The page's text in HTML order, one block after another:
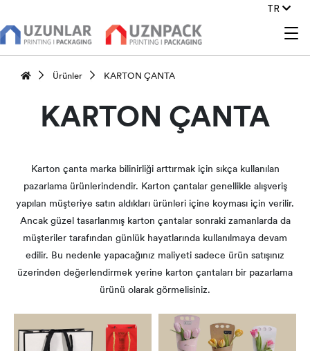
TR
Ürünler KARTON ÇANTA
KARTON ÇANTA
Karton çanta marka bilinirliği arttırmak için sıkça kullanılan
pazarlama ürünlerindendir. Karton çantalar genellikle alışveriş
yapılan müşteriye satın aldıkları ürünleri içine koyması için verilir.
Ancak güzel tasarlanmış karton çantalar sonraki zamanlarda da
müşteriler tarafından günlük hayatlarında kullanılmaya devam
edilir. Bu nedenle yapacağınız maliyeti sadece ürün satışınız
üzerinden değerlendirmek yerine karton çantaları bir pazarlama
ürünü olarak görmelisiniz.